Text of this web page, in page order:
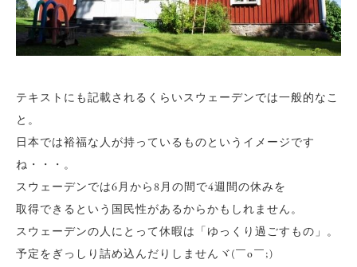
テキストにも記載されるくらいスウェーデンでは一般的なこ
と。
日本では裕福な人が持っているものというイメージです
ね・・・。
スウェーデンでは6月から8月の間で4週間の休みを
取得できるという国民性があるからかもしれません。
スウェーデンの人にとって休暇は「ゆっくり過ごすもの」。
予定をぎっしり詰め込んだりしませんヾ(￣o￣;)